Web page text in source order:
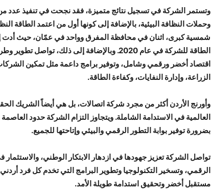
وتستمر الشركة في تسجيل نتائج متميزة، فقد نجحت في تنفيذ عدد
وحملات النظافة البيئية، بالإضافة إلى كونها أول من اعتمد الطاقة
الطاقة للشركة في عام 2020. وبالإضافة إلى ذلك،
اقتصاد أخضر ورقمي وشامل، وتوفير برامج داعمة مثل تمكين
الزراعة، وإدارة النفايات، وكفاءة الطاقة.
وأورنج الأردن أكثر من مجرد شركة اتصالات، بل هي أيضاً الشريك
العالمية في الاستدامة الشاملة. ويتجاوز التزام الشركة حدود
بضرورة توفير بوابة التطور الرقمي والبيئي وإتاحتها للجميع.
تواصل الشركة تعزيز جهودها في ازدهار الابتكار الوطني، والاستثمار
الرقمي، وتسخير التكنولوجيا وتطوير البرامج التي تخدم كل فرد
مستقبل أخضر وتحقيق استدامة طويلة الأمد.